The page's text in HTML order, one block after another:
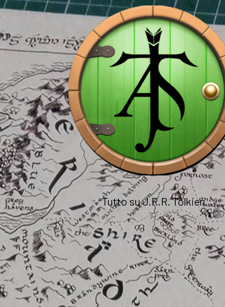
Tutto su J.R.R. Tolkien